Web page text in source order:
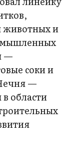
животных и
—
соки и
—
области